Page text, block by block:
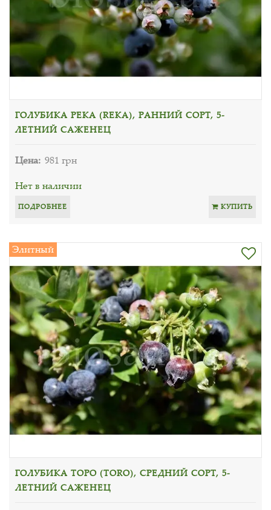
ГОЛУБИКА РЕКА (REKA), РАННИЙ СОРТ, 5-
ЛЕТНИЙ САЖЕНЕЦ
Цена: 981 грн
Нет в наличии
ПОДРОБНЕЕ КУПИТЬ
Элитный
ГОЛУБИКА ТОРО (TORO), СРЕДНИЙ СОРТ, 5-
ЛЕТНИЙ САЖЕНЕЦ